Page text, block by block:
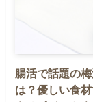
腸活で話題の
は？優しい食